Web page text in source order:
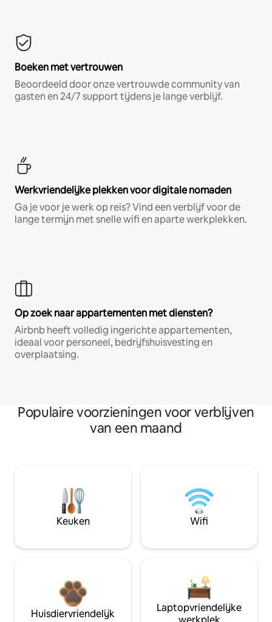
Boeken met vertrouwen
Beoordeeld door onze vertrouwde community van
gasten en 24/7 support tijdens je lange verblijf.
Werkvriendelijke plekken voor digitale nomaden
Ga je voor je werk op reis? Vind een verblijf voor de
lange termijn met snelle wifi en aparte werkplekken.
Op zoek naar appartementen met diensten?
Airbnb heeft volledig ingerichte appartementen,
ideaal voor personeel, bedrijfshuisvesting en
overplaatsing.
Populaire voorzieningen voor verblijven
van een maand
Keuken Wifi
Huisdiervriendelijk
Laptopvriendelijke